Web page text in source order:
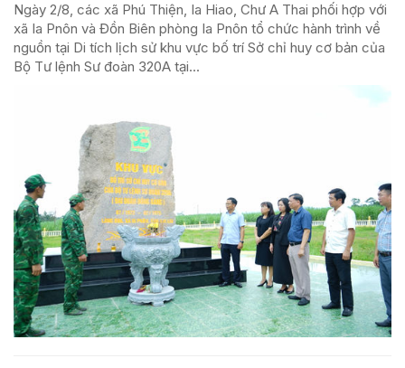
Ngày 2/8, các xã Phú Thiện, Ia Hiao, Chư A Thai phối hợp với
xã Ia Pnôn và Đồn Biên phòng Ia Pnôn tổ chức hành trình về
nguồn tại Di tích lịch sử khu vực bố trí Sở chỉ huy cơ bản của
Bộ Tư lệnh Sư đoàn 320A tại...